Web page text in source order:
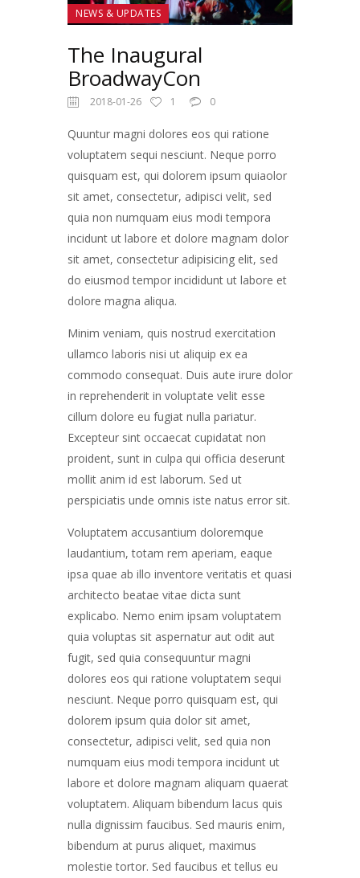
NEWS & UPDATES
The Inaugural
BroadwayCon
2018-01-26 1 0
Quuntur magni dolores eos qui ratione
voluptatem sequi nesciunt. Neque porro
quisquam est, qui dolorem ipsum quiaolor
sit amet, consectetur, adipisci velit, sed
quia non numquam eius modi tempora
incidunt ut labore et dolore magnam dolor
sit amet, consectetur adipisicing elit, sed
do eiusmod tempor incididunt ut labore et
dolore magna aliqua.
Minim veniam, quis nostrud exercitation
ullamco laboris nisi ut aliquip ex ea
commodo consequat. Duis aute irure dolor
in reprehenderit in voluptate velit esse
cillum dolore eu fugiat nulla pariatur.
Excepteur sint occaecat cupidatat non
proident, sunt in culpa qui officia deserunt
mollit anim id est laborum. Sed ut
perspiciatis unde omnis iste natus error sit.
Voluptatem accusantium doloremque
laudantium, totam rem aperiam, eaque
ipsa quae ab illo inventore veritatis et quasi
architecto beatae vitae dicta sunt
explicabo. Nemo enim ipsam voluptatem
quia voluptas sit aspernatur aut odit aut
fugit, sed quia consequuntur magni
dolores eos qui ratione voluptatem sequi
nesciunt. Neque porro quisquam est, qui
dolorem ipsum quia dolor sit amet,
consectetur, adipisci velit, sed quia non
numquam eius modi tempora incidunt ut
labore et dolore magnam aliquam quaerat
voluptatem. Aliquam bibendum lacus quis
nulla dignissim faucibus. Sed mauris enim,
bibendum at purus aliquet, maximus
molestie tortor. Sed faucibus et tellus eu